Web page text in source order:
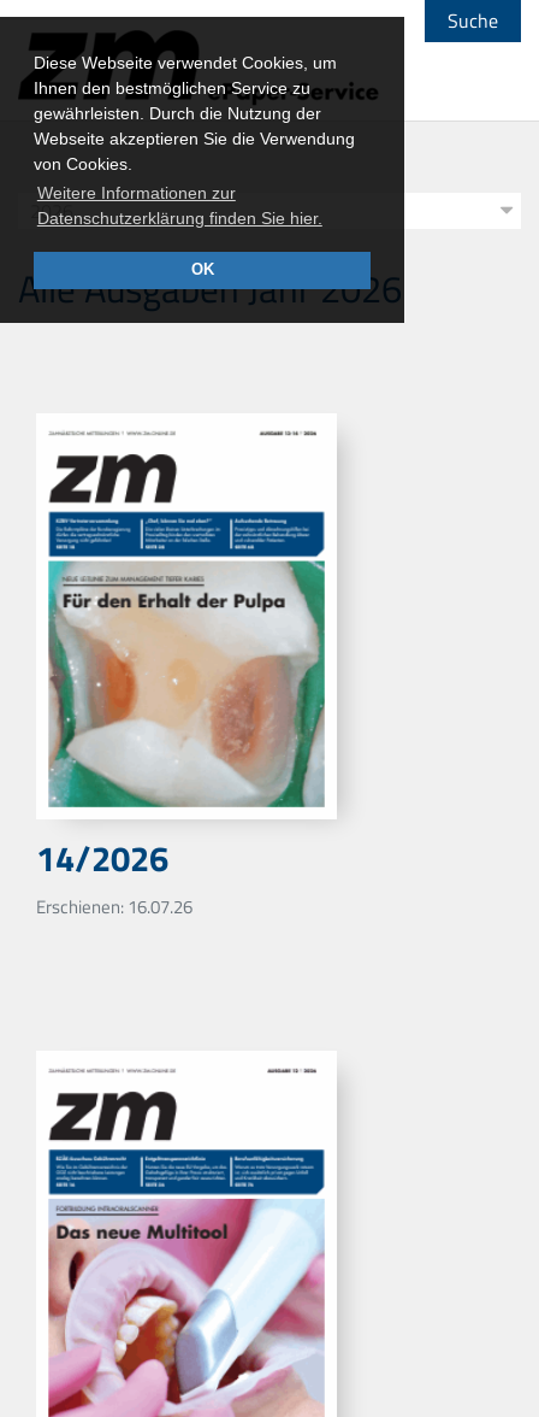
Diese Webseite verwendet Cookies, um
Ihnen den bestmöglichen Service zu
gewährleisten. Durch die Nutzung der
Webseite akzeptieren Sie die Verwendung
von Cookies.
Weitere Informationen zur
Datenschutzerklärung finden Sie hier.
OK
Suche
Alle Ausgaben Jahr 2026
14/2026
Erschienen: 16.07.26